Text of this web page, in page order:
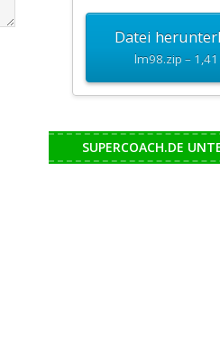
Datei
lm98.zip – 1,41
SUPERCOACH.DE